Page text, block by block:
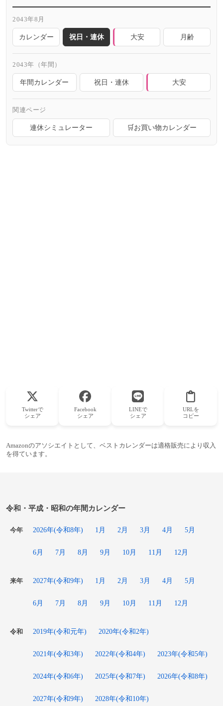
2043年8月
カレンダー 祝日・連休 大安 月齢
2043年（年間）
年間カレンダー 祝日・連休 大安
関連ページ
連休シミュレーター 🛒お買い物カレンダー
Twitterで
シェア
Facebook
シェア
LINEで
シェア
URLを
コピー
Amazonのアソシエイトとして、ベストカレンダーは適格販売により収入
を得ています。
令和・平成・昭和の年間カレンダー
今年 2026年(令和8年) 1月 2月 3月 4月 5月
6月 7月 8月 9月 10月 11月 12月
来年 2027年(令和9年) 1月 2月 3月 4月 5月
6月 7月 8月 9月 10月 11月 12月
令和 2019年(令和元年) 2020年(令和2年)
2021年(令和3年) 2022年(令和4年) 2023年(令和5年)
2024年(令和6年) 2025年(令和7年) 2026年(令和8年)
2027年(令和9年) 2028年(令和10年)